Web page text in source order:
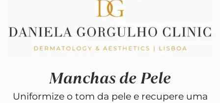
Manchas de Pele
Uniformize o tom da pele e recupere uma